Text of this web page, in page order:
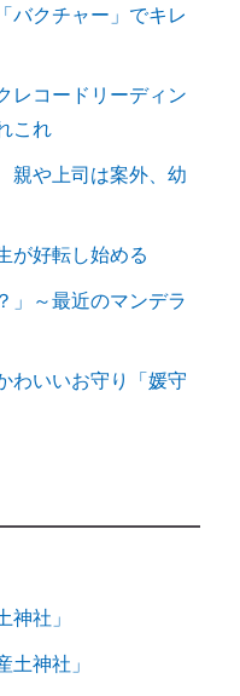
？ 意味や語源
グ】深く納得でき
いる高市総理 ♡
｜その前にやるべ
｜書き換えなきゃ
められない」反応
らのメッセージ
けない参拝マナ
バクチャー」でキレ
レコードリーディン
これ
や上司は案外、幼
が好転し始める
」～最近のマンデラ
わいいお守り「媛守
社」
神社」